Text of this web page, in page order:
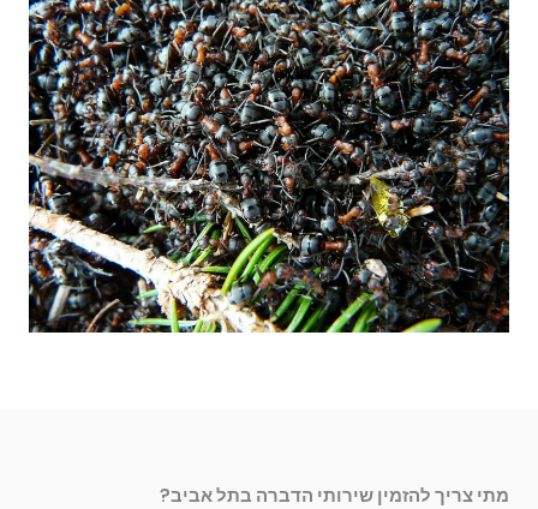
מתי צריך להזמין שירותי הדברה בתל אביב?